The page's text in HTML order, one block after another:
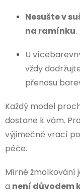
Nesušte v
na ramínku.
U
vždy
přenosu
Každý model
dostane k vám.
výjimečně vrací
péče.
Mírné žmolkování
a není důvodem